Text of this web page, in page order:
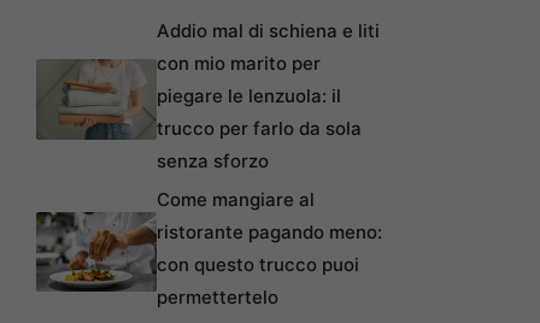
Addio mal di schiena e liti
con mio marito per
piegare le lenzuola: il
trucco per farlo da sola
senza sforzo
Come mangiare al
ristorante pagando meno:
con questo trucco puoi
permettertelo